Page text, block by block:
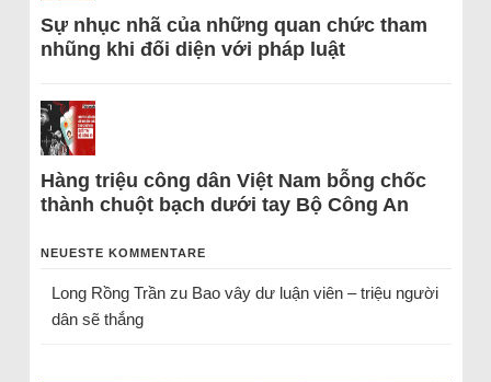
Sự nhục nhã của những quan chức tham
nhũng khi đối diện với pháp luật
Hàng triệu công dân Việt Nam bỗng chốc
thành chuột bạch dưới tay Bộ Công An
NEUESTE KOMMENTARE
Long Rồng Trầnzu Bao vây dư luận viên – triệu người
dân sẽ thắng